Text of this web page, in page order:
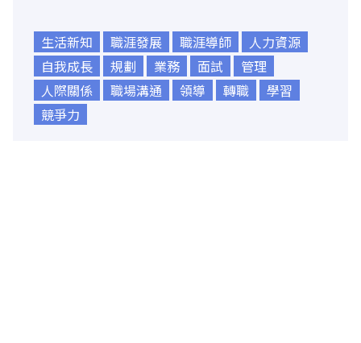
生活新知 職涯發展 職涯導師
人力資源
自我成長
規劃 業務 面試
管理
人際關係
職場溝通 領導 轉職
學習
競爭力